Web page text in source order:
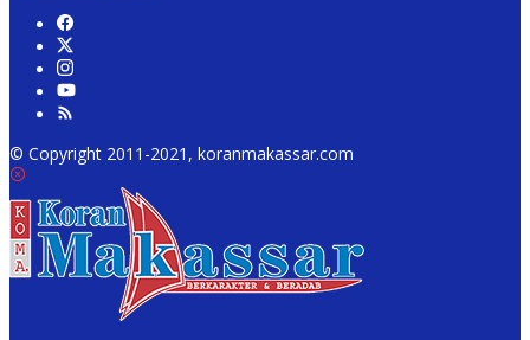
© Copyright 2011-2021, koranmakassar.com